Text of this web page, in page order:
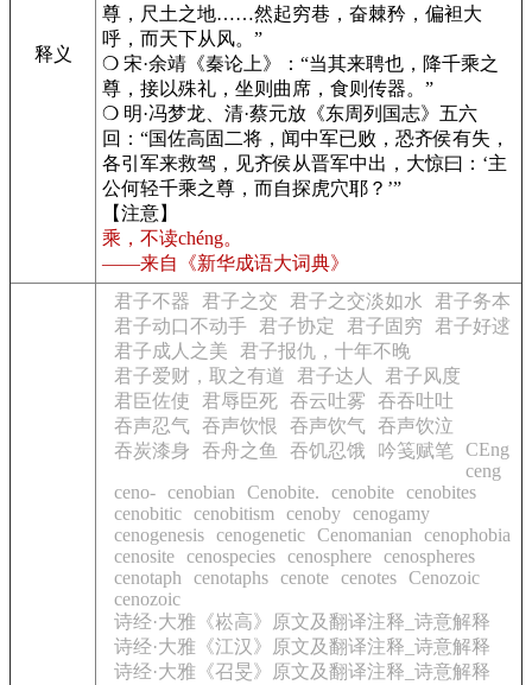
释义
尊，尺土之地……然起穷巷，奋棘矜，偏袒大
呼，而天下从风。”
❍ 宋·余靖《秦论上》：“当其来聘也，降千乘之
尊，接以殊礼，坐则曲席，食则传器。”
❍ 明·冯梦龙、清·蔡元放《东周列国志》五六
回：“国佐高固二将，闻中军已败，恐齐侯有失，
各引军来救驾，见齐侯从晋军中出，大惊曰：‘主
公何轻千乘之尊，而自探虎穴耶？’”
【注意】
乘，不读chéng。
——来自《新华成语大词典》
君子不器 君子之交 君子之交淡如水
君子务本
君子动口不动手
君子协定 君子固穷
君子好逑
君子成人之美
君子报仇，十年不晚
君子爱财，取之有道
君子达人
君子风度
君臣佐使
君辱臣死 吞云吐雾
吞吞吐吐
吞声忍气 吞声饮恨 吞声饮气 吞声饮泣
吞炭漆身
吞舟之鱼 吞饥忍饿 吟笺赋笔
CEng
ceng
ceno- cenobian Cenobite. cenobite cenobites
cenobitic cenobitism cenoby cenogamy
cenogenesis cenogenetic Cenomanian
cenophobia
cenosite cenospecies cenosphere cenospheres
cenotaph
cenotaphs cenote cenotes Cenozoic
cenozoic
诗经·大雅《崧高》原文及翻译注释_诗意解释
诗经·大雅《江汉》原文及翻译注释_诗意解释
诗经·大雅《召旻》原文及翻译注释_诗意解释